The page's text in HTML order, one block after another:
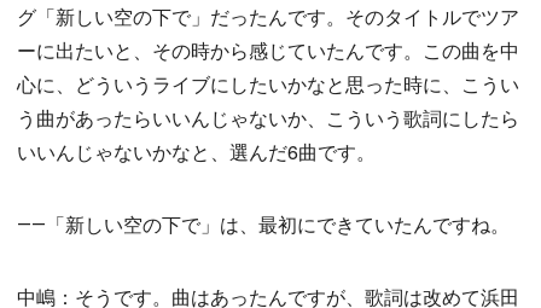
グ「新しい空の下で」だったんです。そのタイトルでツア
ーに出たいと、その時から感じていたんです。この曲を中
心に、どういうライブにしたいかなと思った時に、こうい
う曲があったらいいんじゃないか、こういう歌詞にしたら
いいんじゃないかなと、選んだ6曲です。
――「新しい空の下で」は、最初にできていたんですね。
中嶋：そうです。曲はあったんですが、歌詞は改めて浜田